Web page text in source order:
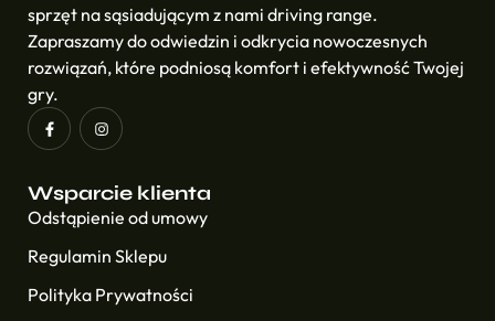
sprzęt na sąsiadującym z nami driving range.
Zapraszamy do odwiedzin i odkrycia nowoczesnych
rozwiązań, które podniosą komfort i efektywność Twojej
gry.
Wsparcie klienta
Odstąpienie od umowy
Regulamin Sklepu
Polityka Prywatności